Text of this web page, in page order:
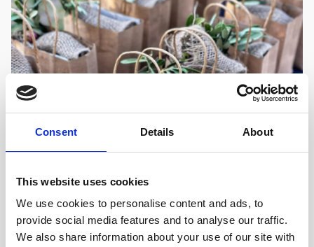
Consent Details About
This website uses cookies
We use cookies to personalise content and ads, to
provide social media features and to analyse our traffic.
We also share information about your use of our site with
Die letzte Oktoberwoche im Sun Gardens Dubrovnik
stand ganz im Zeichen eines der wertvollsten Symbole
unserer Region – der Olive.